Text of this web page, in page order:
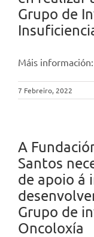
Grupo de
Máis información:
7 Febreiro, 2022
A
Santos
de apoio á
Grupo de
Oncoloxía